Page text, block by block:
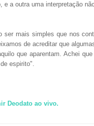
a outra uma interpretação
ser mais simples que nos
de acreditar que
que aparentam. Achei
espirito".
Deodato ao vivo.